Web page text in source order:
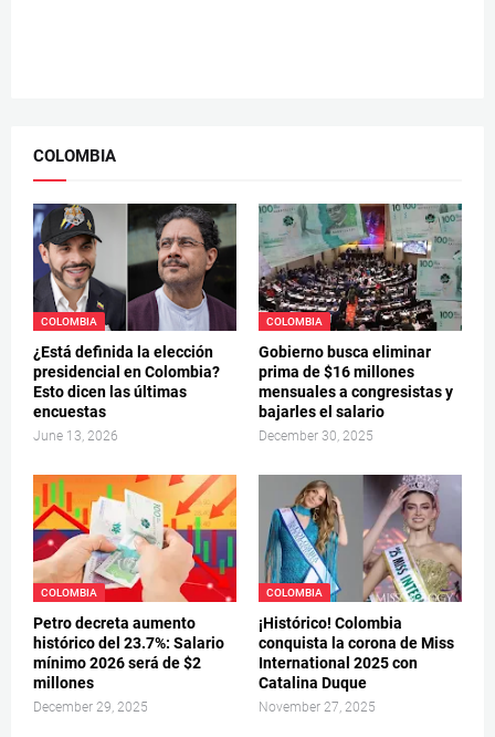
COLOMBIA
COLOMBIA
¿Está definida la elección
presidencial en Colombia?
Esto dicen las últimas
encuestas
June 13, 2026
COLOMBIA
Gobierno busca eliminar
prima de $16 millones
mensuales a congresistas y
bajarles el salario
December 30, 2025
COLOMBIA
Petro decreta aumento
histórico del 23.7%: Salario
mínimo 2026 será de $2
millones
December 29, 2025
COLOMBIA
¡Histórico! Colombia
conquista la corona de Miss
International 2025 con
Catalina Duque
November 27, 2025